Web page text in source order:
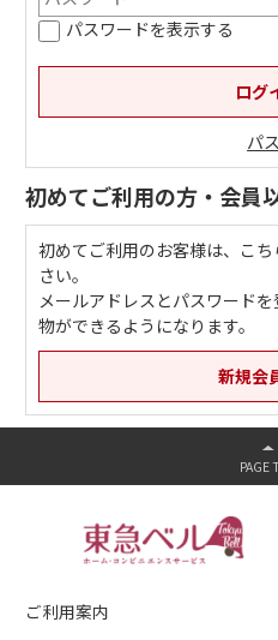
パスワードを表示する
パ
初めてご利用の方・会員
初めてご利用のお客様は、こ
さい。
メールアドレスとパスワード
物ができるようになります。
ご利用案内